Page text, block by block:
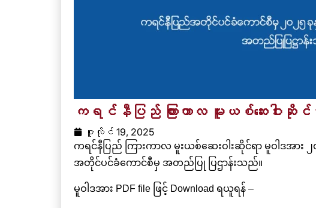
ကရင်နီပြည် ကြားကာလ မူးယစ်ဆေးဝါးဆို
ဇူလိုင် 19, 2025
ကရင်နီပြည် ကြားကာလ မူးယစ်ဆေးဝါးဆိုင်ရာ မူဝါဒအာ
အတိုင်ပင်ခံကောင်စီမှ အတည်ပြု ပြဌာန်းသည်။
မူဝါဒအား PDF file ဖြင့် Download ရယူရန် –